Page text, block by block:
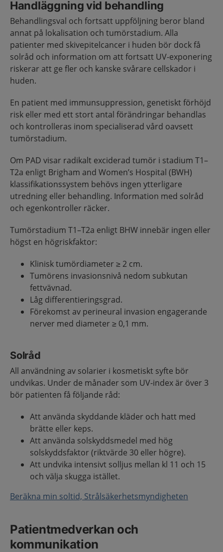
Handläggning vid behandling
Behandlingsval och fortsatt uppföljning beror bland
annat på lokalisation och tumörstadium. Alla
patienter med skivepitelcancer i huden bör dock få
solråd och information om att fortsatt UV-exponering
riskerar att ge fler och kanske svårare cellskador i
huden.
En patient med immunsuppression, genetiskt förhöjd
risk eller med ett stort antal förändringar behandlas
och kontrolleras inom specialiserad vård oavsett
tumörstadium.
Om PAD visar radikalt exciderad tumör i stadium T1–
T2a enligt Brigham and Women’s Hospital (BWH)
klassifikationssystem behövs ingen ytterligare
utredning eller behandling. Information med solråd
och egenkontroller räcker.
Tumörstadium T1–T2a enligt BHW innebär ingen eller
högst en högriskfaktor:
Klinisk tumördiameter ≥ 2 cm.
Tumörens invasionsnivå nedom subkutan
fettvävnad.
Låg differentieringsgrad.
Förekomst av perineural invasion engagerande
nerver med diameter ≥ 0,1 mm.
Solråd
All användning av solarier i kosmetiskt syfte bör
undvikas. Under de månader som UV-index är över 3
bör patienten få följande råd:
Att använda skyddande kläder och hatt med
brätte eller keps.
Att använda solskyddsmedel med hög
solskyddsfaktor (riktvärde 30 eller högre).
Att undvika intensivt solljus mellan kl 11 och 15
och välja skugga istället.
Beräkna min soltid, Strålsäkerhetsmyndigheten
Patientmedverkan och
kommunikation